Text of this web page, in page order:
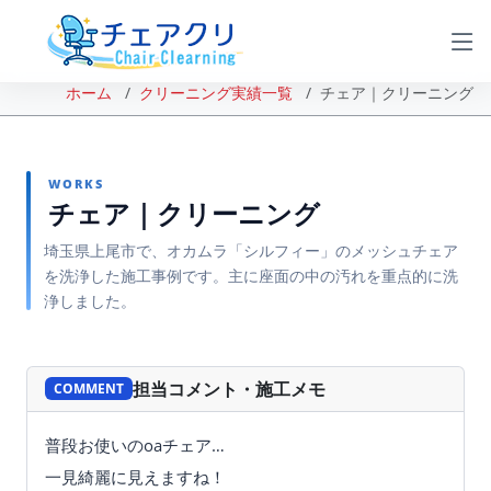
ホーム クリーニング実績一覧 チェア｜クリーニング
WORKS
チェア｜クリーニング
埼玉県上尾市で、オカムラ「シルフィー」のメッシュチェア
を洗浄した施工事例です。主に座面の中の汚れを重点的に洗
浄しました。
BEFORE
COMMENT 担当コメント・施工メモ
普段お使いのoaチェア…
一見綺麗に見えますね！